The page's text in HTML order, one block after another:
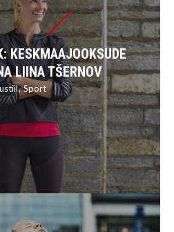
KESKMAAJOOKSUDE
LIINA TŠERNOV
Sport